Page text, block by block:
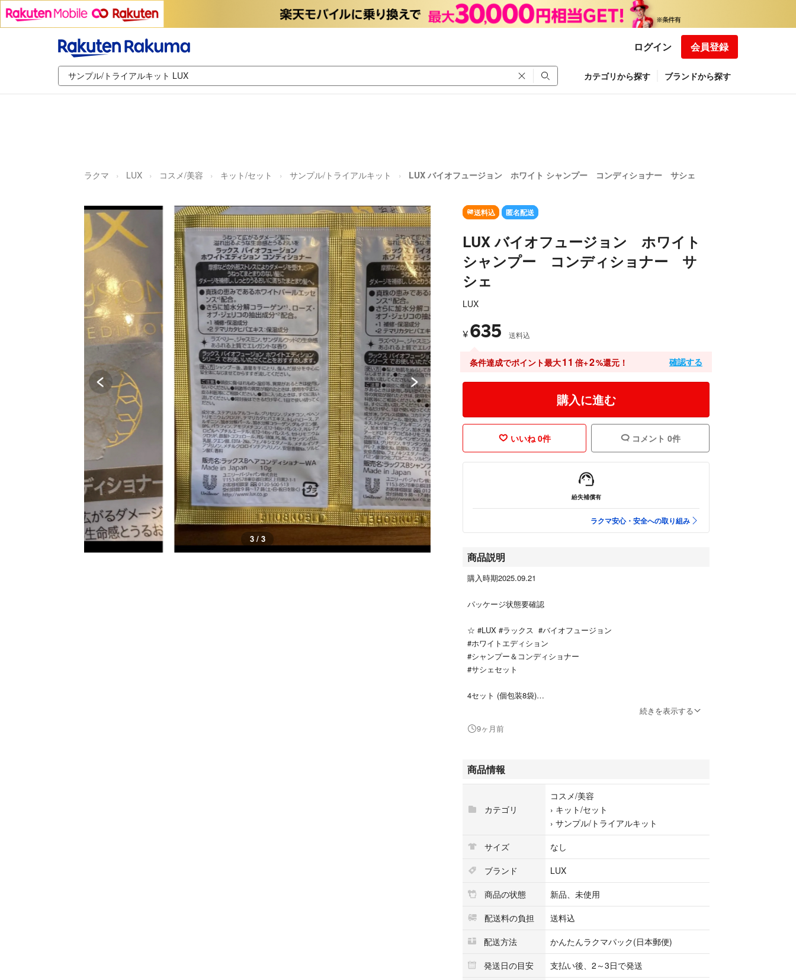
ログイン 会員登録
カテゴリから探す ブランドから探す
ラクマ LUX コスメ/美容 キット/セット サンプル/トライアルキット LUX バイオフュージョン ホワイト シャンプー コンディショナー サシェ
3 / 3
送料込 匿名配送
LUX バイオフュージョン ホワイト
シャンプー コンディショナー サ
シェ
LUX
¥ 635 送料込
条件達成でポイント最大11 倍+2%還元！ 確認する
購入に進む
いいね 0件 コメント 0件
紛失補償有
ラクマ安心・安全への取り組み
商品説明
購入時期2025.09.21
パッケージ状態要確認
☆ #LUX #ラックス #バイオフュージョン
#ホワイトエディション
#シャンプー＆コンディショナー
#サシェセット
4セット (個包装8袋)
〈商品説明〉
摩擦などの外部ストレスによりダメージを受け、うねってまとまりの
ない髪にダメージを補修し、しっとりとうるおいに満ちたまとまり髪
へ！真珠の恵みであるホワイトパールエッセンス、加水分解コラーゲ
ン、ローズオブジェリコの抽出成分を補修保湿成分配合
旅行先やジム、
災害時用などに。
ブランド：LUX ラックス バイオフュージョン
本体/詰め替え：使い切り
ヘアタイプ：ダメージヘア
仕上がり：しっとり
LUX バイオフュージョン（旧）ホワイトエディション シャンプー＆
続きを表示する
9ヶ月前
商品情報
カテゴリ
コスメ/美容
› キット/セット
› サンプル/トライアルキット
サイズ
なし
ブランド
LUX
商品の状態
新品、未使用
配送料の負担
送料込
配送方法
かんたんラクマパック(日本郵便)
発送日の目安
支払い後、2～3日で発送